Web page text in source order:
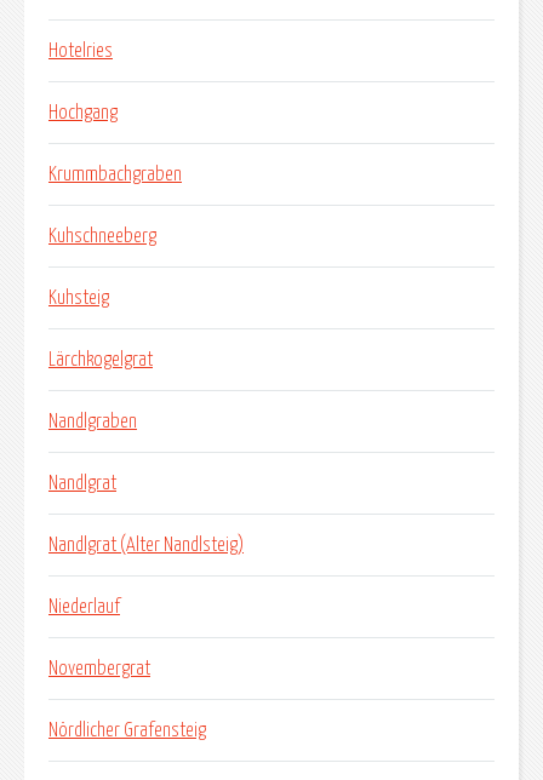
Hotelries
Hochgang
Krummbachgraben
Kuhschneeberg
Kuhsteig
Lärchkogelgrat
Nandlgraben
Nandlgrat
Nandlgrat (Alter Nandlsteig)
Niederlauf
Novembergrat
Nördlicher Grafensteig